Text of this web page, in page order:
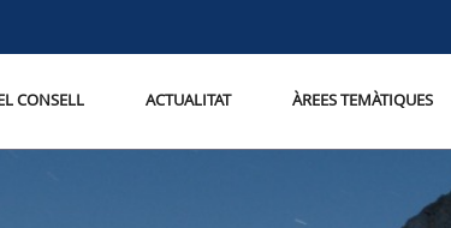
CONSELL ACTUALITAT ÀREES TEMÀTIQUES